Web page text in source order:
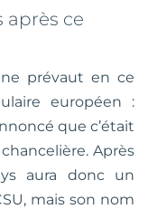
ce
prévaut en ce
européen :
que c’était
Après
aura donc un
mais son nom